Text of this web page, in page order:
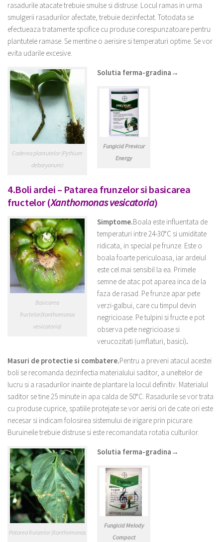
rasadurile atacate trebuie smulse si distruse. Locul ramas in urma
smulgerii rasadurilor afectate, trebuie dezinfectat. Totodata se
efectueaza tratamente spcifice cu produse corespunzatoare pentru
plantutele ramase. Se mentine o aerisire si temperaturi optime. Se vor
evita udarile excesive.
Caderea plantutelor (Pythium
debaryanum)
Solutia ferma-gradina→
Fungicid Previcur
Energy
4.Boli ardei – Patarea frunzelor si basicarea
fructelor (Xanthomonas vesicatoria)
Basicarea
fructelor(Xanthomonas
vesicatoria)
Simptome.Boala este influentata de
temperaturi intre 24-30°C si umiditate
ridicata, in special pe frunze. Este o
boala foarte periculoasa, iar ardeiul
este cel mai sensibil la ea. Primele
semne de atac pot aparea inca de la
faza de rasad. Pe frunze apar pete
verzi-galbui, care cu timpul devin
negricioase. Pe tulpini si fructe e pot
observa pete negricioase si
verucozitati (umflaturi, basici).
Masuri de protectie si combatere.Pentru a preveni atacul acestei
boli se recomanda dezinfectia materialului saditor, a uneltelor de
lucru si a rasadurilor inainte de plantare la locul definitiv. Materialul
saditor se tine 25 minute in apa calda de 50°C. Rasadurile se vor trata
cu produse cuprice, spatiile protejate se vor aerisi ori de cate ori este
necesar si indicam folosirea sistemului de irigare prin picurare.
Buruineile trebuie distruse si este recomandata rotatia culturilor.
Patarea frunzelor (Xanthomonas
Solutia ferma-gradina→
Fungicid Melody
Compact